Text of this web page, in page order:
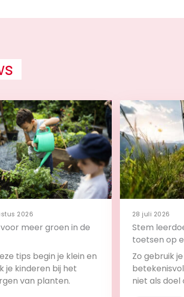
2026
voor meer groen in de
tips begin je klein en
je kinderen bij het
van planten.
28 juli 2026
Stem
toetsen op
backward
Zo gebruik
niet als doel